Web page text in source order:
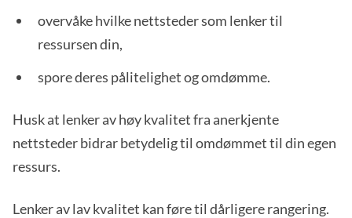
overvåke hvilke nettsteder som lenker til
ressursen din,
spore deres pålitelighet og omdømme.
Husk at lenker av høy kvalitet fra anerkjente
nettsteder bidrar betydelig til omdømmet til din egen
ressurs.
Lenker av lav kvalitet kan føre til dårligere rangering.